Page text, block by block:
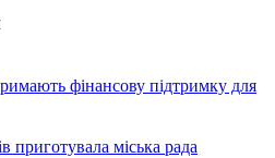
фінансову підтримку для
приготувала міська рада